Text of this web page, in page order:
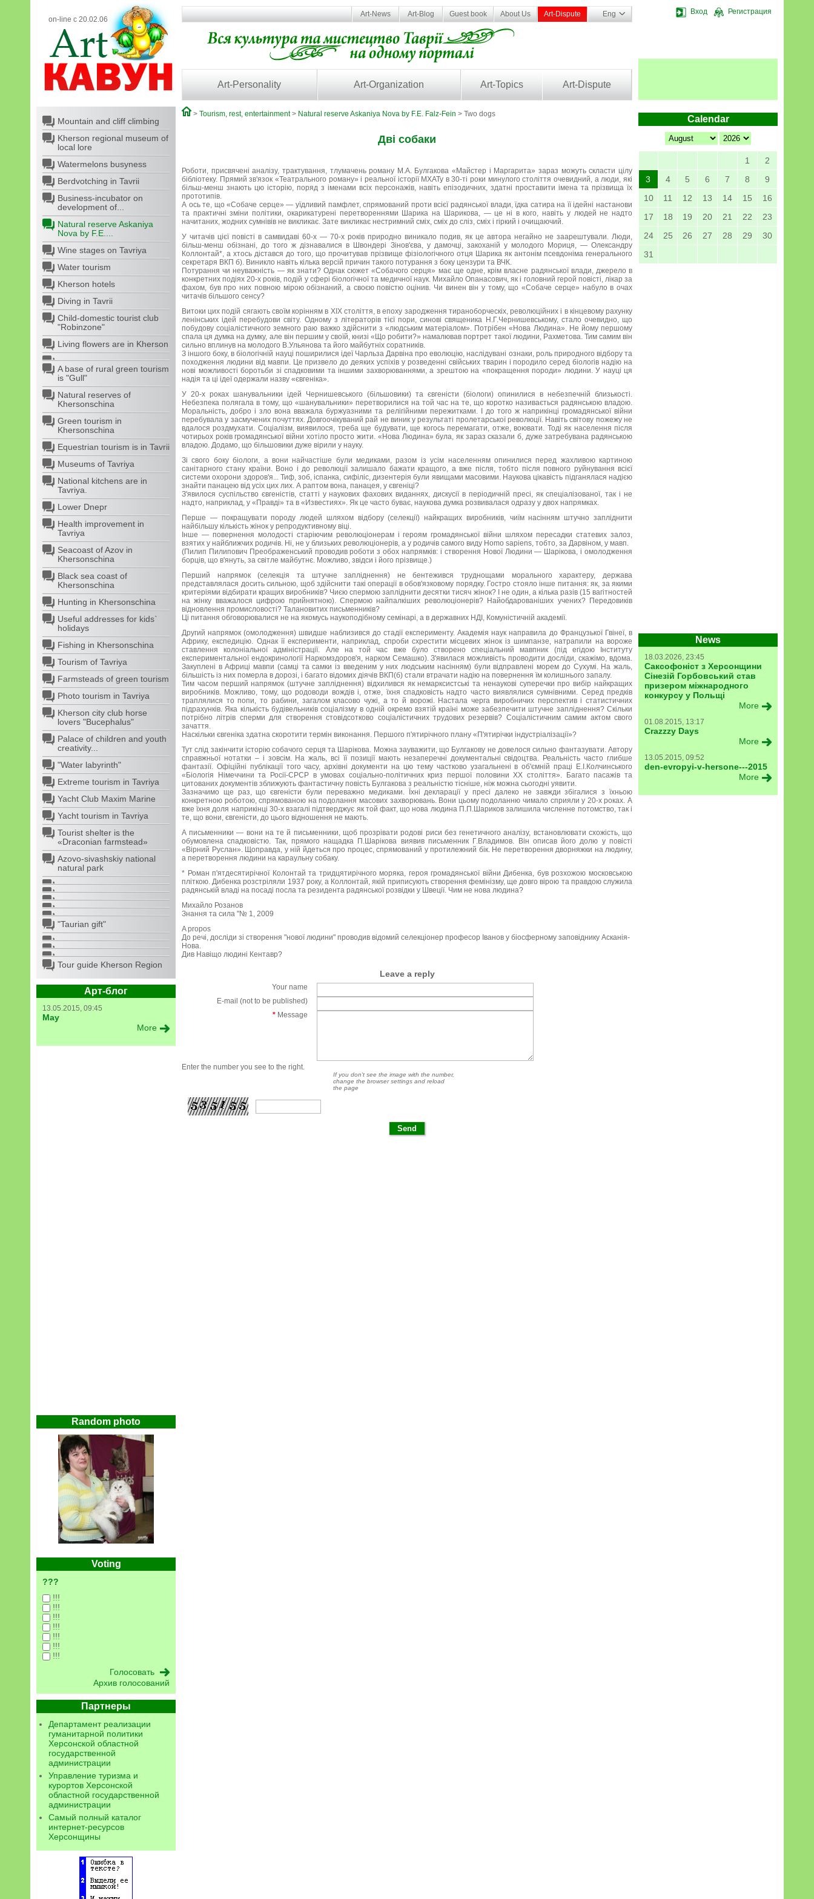
on-line с 20.02.06
Вход Регистрация
Art-News Art-Blog Guest book About Us Art-Dispute Eng
Art-Personality Art-Organization Art-Topics Art-Dispute
Mountain and cliff climbing
Kherson regional museum of
local lore
Watermelons busyness
Berdvotching in Tavrii
Business-incubator on
development of...
Natural reserve Askaniya
Nova by F.E....
Wine stages on Tavriya
Water tourism
Kherson hotels
Diving in Tavrii
Child-domestic tourist club
"Robinzone"
Living flowers are in Kherson
A base of rural green tourism
is "Gull"
Natural reserves of
Khersonschina
Green tourism in
Khersonschina
Equestrian tourism is in Tavrii
Museums of Tavriya
National kitchens are in
Tavriya.
Lower Dnepr
Health improvement in
Tavriya
Seacoast of Azov in
Khersonschina
Black sea coast of
Khersonschina
Hunting in Khersonschina
Useful addresses for kids`
holidays
Fishing in Khersonschina
Tourism of Tavriya
Farmsteads of green tourism
Photo tourism in Tavriya
Kherson city club horse
lovers "Bucephalus"
Palace of children and youth
creativity...
"Water labyrinth"
Extreme tourism in Tavriya
Yacht Club Maxim Marine
Yacht tourism in Tavriya
Tourist shelter is the
«Draconian farmstead»
Azovo-sivashskiy national
natural park
"Taurian gift"
Tour guide Kherson Region
Арт-блог
13.05.2015, 09:45
May
More
Random photo
Voting
???
!!!
!!!
!!!
!!!
!!!
!!!
!!!
Архив голосований
Партнеры
Департамент реализации
гуманитарной политики
Херсонской областной
государственной
администрации
Управление туризма и
курортов Херсонской
областной государственной
администрации
Самый полный каталог
интернет-ресурсов
Херсонщины
Calendar
1
2
3
4 5 6 7 8
9
10
11 12 13 14 15
16
17
18 19 20 21 22
23
24
25 26 27 28 29
30
31
News
18.03.2026, 23:45
Саксофоніст з Херсонщини
Сінезій Горбовський став
призером міжнародного
конкурсу у Польщі
More
01.08.2015, 13:17
Crazzzy Days
More
13.05.2015, 09:52
den-evropyi-v-hersone---2015
More
> Tourism, rest, entertainment> Natural reserve Askaniya Nova by F.E. Falz-Fein > Two dogs
Дві собаки
Роботи, присвячені аналізу, трактування, тлумачень роману М.А. Булгакова «Майстер і Маргарита» зараз можуть скласти цілу
бібліотеку. Прямий зв'язок «Театрального роману» і реальної історії МХАТу в 30-ті роки минулого століття очевидний, а люди, які
більш-менш знають цю історію, поряд з іменами всіх персонажів, навіть епізодичних, здатні проставити імена та прізвища їх
прототипів.
А ось те, що «Собаче серце» — уїдливий памфлет, спрямований проти всієї радянської влади, їдка сатира на її ідейні настанови
та практичні зміни політики, окарикатурені перетвореннями Шарика на Шарикова, — це ні в кого, навіть у людей не надто
начитаних, жодних сумнівів не викликає. Зате викликає нестримний сміх, сміх до сліз, сміх і гіркий і очищаючий.
У читачів цієї повісті в самвидаві 60-х — 70-х років природно виникало подив, як це автора негайно не заарештували. Люди,
більш-менш обізнані, до того ж дізнавалися в Швондері Зінов'єва, у дамочці, закоханій у молодого Мориця, — Олександру
Коллонтай*, а хтось дістався до того, що прочитував прізвище фізіологічного отця Шарика як антонім псевдоніма генерального
секретаря ВКП б). Виникло навіть кілька версій причин такого потурання з боку цензури та ВЧК.
Потурання чи неуважність — як знати? Однак сюжет «Собачого серця» має ще одне, крім власне радянської влади, джерело в
конкретних подіях 20-х років, подій у сфері біологічної та медичної наук. Михайло Опанасович, як і головний герой повісті, лікар за
фахом, був про них повною мірою обізнаний, а своєю повістю оцінив. Чи винен він у тому, що «Собаче серце» набуло в очах
читачів більшого сенсу?
Витоки цих подій сягають своїм корінням в XIX століття, в епоху зародження тираноборческіх, революційних і в кінцевому рахунку
ленінських ідей перебудови світу. Одному з літераторів тієї пори, синові священика Н.Г.Чернишевському, стало очевидно, що
побудову соціалістичного земного раю важко здійснити з «людським матеріалом». Потрібен «Нова Людина». Не йому першому
спала ця думка на думку, але він першим у своїй, книзі «Що робити?» намалював портрет такої людини, Рахметова. Тим самим він
сильно вплинув на молодого В.Ульянова та його майбутніх соратників.
З іншого боку, в біологічній науці поширилися ідеї Чарльза Дарвіна про еволюцію, наслідувані ознаки, роль природного відбору та
походження людини від мавпи. Це призвело до деяких успіхів у розведенні свійських тварин і породило серед біологів надію на
нові можливості боротьби зі спадковими та іншими захворюваннями, а зрештою на «покращення породи» людини. У науці ця
надія та ці ідеї одержали назву «євгеніка».
У 20-х роках шанувальники ідей Чернишевського (більшовики) та євгеністи (біологи) опинилися в небезпечній близькості.
Небезпека полягала в тому, що «шанувальники» перетворилися на той час на те, що коротко називається радянською владою.
Моральність, добро і зло вона вважала буржуазними та релігійними пережитками. І до того ж наприкінці громадянської війни
перебувала у засмучених почуттях. Довгоочікуваний рай не виник у результаті пролетарської революції. Навіть світову пожежу не
вдалося роздмухати. Соціалізм, виявилося, треба ще будувати, ще когось перемагати, отже, воювати. Тоді як населення після
чотирьох років громадянської війни хотіло просто жити. «Нова Людина» була, як зараз сказали б, дуже затребувана радянською
владою. Додамо, що більшовики дуже вірили у науку.
Зі свого боку біологи, а вони найчастіше були медиками, разом із усім населенням опинилися перед жахливою картиною
санітарного стану країни. Воно і до революції залишало бажати кращого, а вже після, тобто після повного руйнування всієї
системи охорони здоров'я... Тиф, зоб, іспанка, сифіліс, дизентерія були явищами масовими. Наукова цікавість підганялася надією
знайти панацею від усіх цих лих. А раптом вона, панацея, у євгеніці?
З'явилося суспільство євгеністів, статті у наукових фахових виданнях, дискусії в періодичній пресі, як спеціалізованої, так і не
надто, наприклад, у «Правді» та в «Известиях». Як це часто буває, наукова думка розвивалася одразу у двох напрямках.
Перше — покращувати породу людей шляхом відбору (селекції) найкращих виробників, чиїм насінням штучно запліднити
найбільшу кількість жінок у репродуктивному віці.
Інше — повернення молодості старіючим революціонерам і героям громадянської війни шляхом пересадки статевих залоз,
взятих у найближчих родичів. Ні, не у близьких революціонерів, а у родичів самого виду Homo sapiens, тобто, за Дарвіном, у мавп.
(Пилип Пилипович Преображенський проводив роботи з обох напрямків: і створення Нової Людини — Шарікова, і омолодження
борців, що в'януть, за світле майбутнє. Можливо, звідси і його прізвище.)
Перший напрямок (селекція та штучне запліднення) не бентежився труднощами морального характеру, держава
представлялася досить сильною, щоб здійснити такі операції в обов'язковому порядку. Гостро стояло інше питання: як, за якими
критеріями відбирати кращих виробників? Чиєю спермою запліднити десятки тисяч жінок? І не один, а кілька разів (15 вагітностей
на жінку вважалося цифрою прийнятною). Спермою найпалкіших революціонерів? Найобдарованіших учених? Передовиків
відновлення промисловості? Талановитих письменників?
Ці питання обговорювалися не на якомусь наукоподібному семінарі, а в державних НДІ, Комуністичній академії.
Другий напрямок (омолодження) швидше наблизився до стадії експерименту. Академія наук направила до Французької Гвінеї, в
Африку, експедицію. Однак її експерименти, наприклад, спроби схрестити місцевих жінок із шимпанзе, натрапили на вороже
ставлення колоніальної адміністрації. Але на той час вже було створено спеціальний мавпник (під егідою Інституту
експериментальної ендокринології Наркомздоров'я, нарком Семашко). З'явилася можливість проводити досліди, скажімо, вдома.
Закуплені в Африці мавпи (самці та самки із введеним у них людським насінням) були відправлені морем до Сухумі. На жаль,
більшість із них померла в дорозі, і багато відомих діячів ВКП(б) стали втрачати надію на повернення їм колишнього запалу.
Тим часом перший напрямок (штучне запліднення) відхилився як немарксистські та ненаукові суперечки про вибір найкращих
виробників. Можливо, тому, що родоводи вождів і, отже, їхня спадковість надто часто виявлялися сумнівними. Серед предків
траплялися то попи, то рабини, загалом класово чужі, а то й ворожі. Настала черга виробничих перспектив і статистичних
підрахунків. Яка кількість будівельників соціалізму в одній окремо взятій країні може забезпечити штучне запліднення? Скільки
потрібно літрів сперми для створення стовідсотково соціалістичних трудових резервів? Соціалістичним самим актом свого
зачаття.
Наскільки євгеніка здатна скоротити термін виконання. Першого п'ятирічного плану «П'ятирічки індустріалізації»?
Тут слід закінчити історію собачого серця та Шарікова. Можна зауважити, що Булгакову не довелося сильно фантазувати. Автору
справжньої нотатки – і зовсім. На жаль, всі її позиції мають незаперечні документальні свідоцтва. Реальність часто глибше
фантазії. Офіційні публікації того часу, архівні документи на цю тему частково узагальнені в об'ємній праці Е.І.Колчинського
«Біологія Німеччини та Росії-СРСР в умовах соціально-політичних криз першої половини XX століття». Багато пасажів та
цитованих документів зближують фантастичну повість Булгакова з реальністю тісніше, ніж можна сьогодні уявити.
Зазначимо ще раз, що євгеністи були переважно медиками. Їхні декларації у пресі далеко не завжди збігалися з їхньою
конкретною роботою, спрямованою на подолання масових захворювань. Вони цьому подоланню чимало сприяли у 20-х роках. А
вже їхня доля наприкінці 30-х взагалі підтверджує як той факт, що нова людина П.П.Шариков залишила численне потомство, так і
те, що вони, євгеністи, до цього відношення не мають.
А письменники — вони на те й письменники, щоб прозрівати родові риси без генетичного аналізу, встановлювати схожість, що
обумовлена спадковістю. Так, прямого нащадка П.Шарікова виявив письменник Г.Владимов. Він описав його долю у повісті
«Вірний Руслан». Щоправда, у ній йдеться про процес, спрямований у протилежний бік. Не перетворення дворняжки на людину,
а перетворення людини на караульну собаку.
* Роман п'ятдесятирічної Колонтай та тридцятирічного моряка, героя громадянської війни Дибенка, був розхожою московською
пліткою. Дибенка розстріляли 1937 року, а Коллонтай, якій приписують створення фемінізму, ще довго вірою та правдою служила
радянській владі на посаді посла та резидента радянської розвідки у Швеції. Чим не нова людина?
Михайло Розанов
Знання та сила "№ 1, 2009
A propos
До речі, досліди зі створення "нової людини" проводив відомий селекціонер професор Іванов у біосферному заповіднику Асканія-
Нова.
Див Навіщо людині Кентавр?
Leave a reply
Your name
E-mail (not to be published)
* Message
Enter the number you see to the right.
If you don't see the image with the number,
change the browser settings and reload
the page